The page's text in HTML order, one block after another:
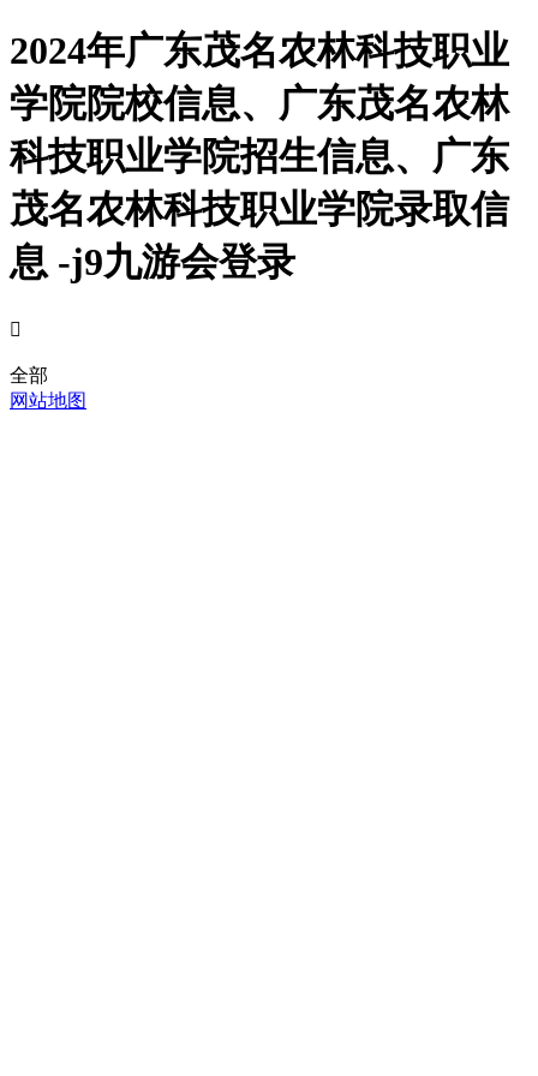
2024年广东茂名农林科技职业
学院院校信息、广东茂名农林
科技职业学院招生信息、广东
茂名农林科技职业学院录取信
息 -j9九游会登录

全部
网站地图